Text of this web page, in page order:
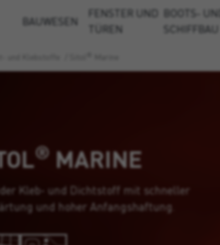
BAUWESEN
FENSTER UND
TÜREN
BOOTS- UND
SCHIFFBAU
® MARINE
Kleb- und Dichtstoff mit schneller
und hoher Anfangshaftung.